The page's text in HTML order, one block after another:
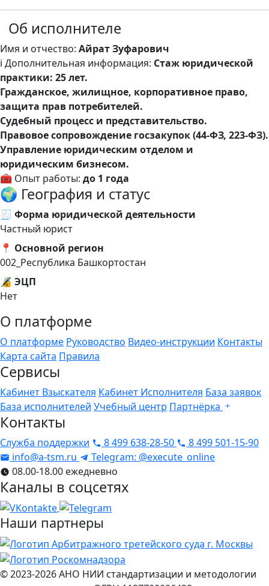
Об исполнителе
Имя и отчество: Айрат Зуфарович
ℹ️ Дополнительная информация: Стаж юридической
практики: 25 лет.
Гражданское, жилищное, корпоративное право,
защита прав потребителей.
Судебный процесс и представительство.
Правовое сопровождение госзакупок (44-ФЗ, 223-ФЗ).
Управление юридическим отделом и
юридическим бизнесом.
🧰 Опыт работы: до 1 года
🌍 География и статус
🧾 Форма юридической деятельности
Частный юрист
📍 Основной регион
002_Республика Башкортостан
🔏 ЭЦП
Нет
О платформе
О платформе Руководство Видео-инструкции Контакты
Карта сайта Правила
Сервисы
Кабинет Взыскателя Кабинет Исполнителя База заявок
База исполнителей Учебный центр Партнёрка
Контакты
Служба поддержки 8 499 638-28-50
8 499 501-15-90
info@a-tsm.ru
Telegram: @execute_online
08.00-18.00 ежедневно
Каналы в соцсетях
Наши партнеры
© 2023-2026АНО НИИ стандартизации и методологии